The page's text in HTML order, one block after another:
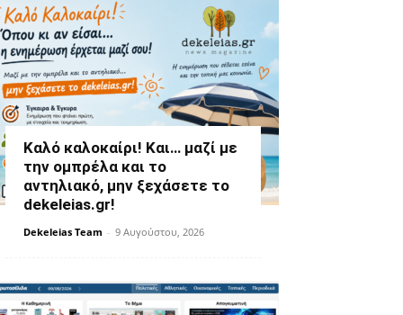
Καλό καλοκαίρι! Και… μαζί με
την ομπρέλα και το
αντηλιακό, μην ξεχάσετε το
dekeleias.gr!
Dekeleias Team - 9 Αυγούστου, 2026